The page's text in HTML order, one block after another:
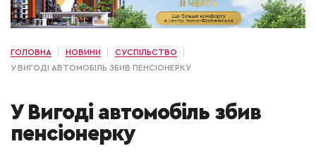
ГОЛОВНА НОВИНИ
СУСПІЛЬСТВО
У ВИГОДІ АВТОМОБІЛЬ ЗБИВ ПЕНСІОНЕРКУ
У Вигоді автомобіль збив
пенсіонерку